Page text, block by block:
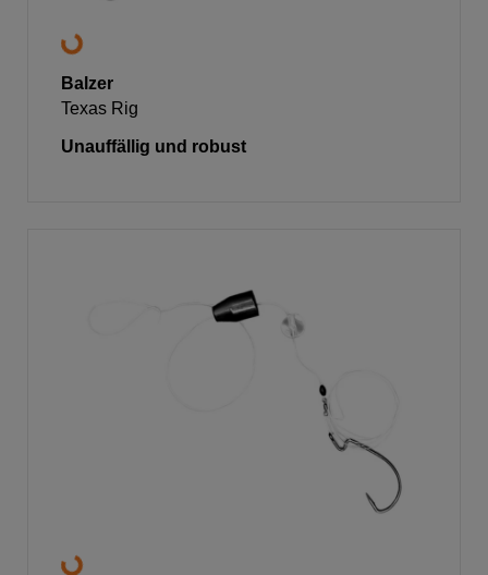
Balzer
Texas Rig
Unauffällig und robust